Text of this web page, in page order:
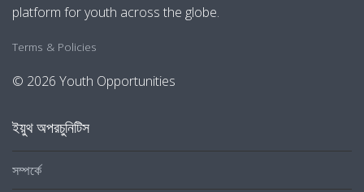
platform for youth across the globe.
Terms & Policies
© 2026 Youth Opportunities
ইয়ুথ অপরচুনিটিস
সম্পর্কে